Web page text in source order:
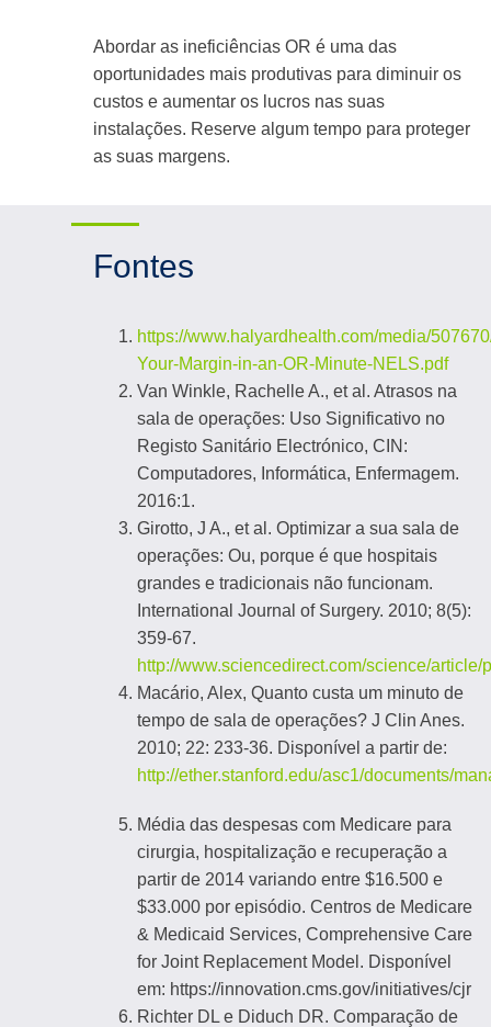
Abordar as ineficiências OR é uma das
oportunidades mais produtivas para diminuir os
custos e aumentar os lucros nas suas
instalações. Reserve algum tempo para proteger
as suas margens.
Fontes
https://www.halyardhealth.com/media/
Your-Margin-in-an-OR-Minute-NELS.pdf
Van Winkle, Rachelle A., et al. Atrasos na
sala de operações: Uso Significativo no
Registo Sanitário Electrónico, CIN:
Computadores, Informática, Enfermagem.
2016:1.
Girotto, J A., et al. Optimizar a sua sala de
operações: Ou, porque é que hospitais
grandes e tradicionais não funcionam.
International Journal of Surgery. 2010; 8(5):
359-67.
http://www.sciencedirect.com/science/
Macário, Alex, Quanto custa um minuto de
tempo de sala de operações? J Clin Anes.
2010; 22: 233-36. Disponível a partir de:
http://ether.stanford.edu/asc1/documents/
Média das despesas com Medicare para
cirurgia, hospitalização e recuperação a
partir de 2014 variando entre $16.500 e
$33.000 por episódio. Centros de Medicare
& Medicaid Services, Comprehensive Care
for Joint Replacement Model. Disponível
em: https://innovation.cms.gov/initiatives/cjr
Richter DL e Diduch DR. Comparação de